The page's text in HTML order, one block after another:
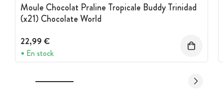
Moule Chocolat Praline Tropicale Buddy Trinidad
(x21) Chocolate World
22,99 €
En stock